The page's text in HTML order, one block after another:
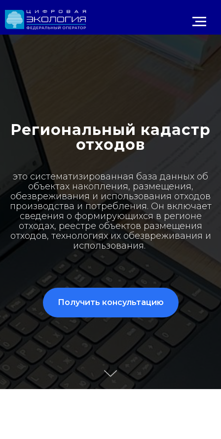
Реестр ОНВОС Реестр лицензий
info@cifra.eco
База знаний
отчетности
8(800)234-93-88
Региональный кадастр
отходов
это систематизированная база данных об
объектах накопления, размещения,
обезвреживания и использования отходов
производства и потребления. Он включает
сведения о формирующихся в регионе
отходах, реестре объектов размещения
отходов, технологиях их обезвреживания и
использования.
Получить консультацию